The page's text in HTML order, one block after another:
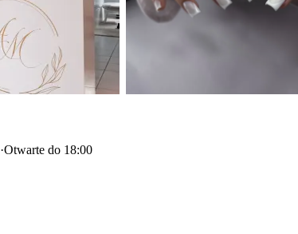
·Otwarte do 18:00